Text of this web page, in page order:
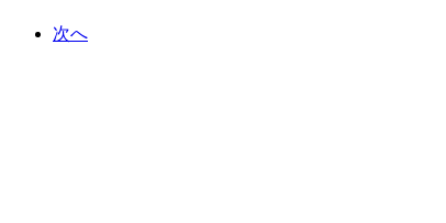
次へ